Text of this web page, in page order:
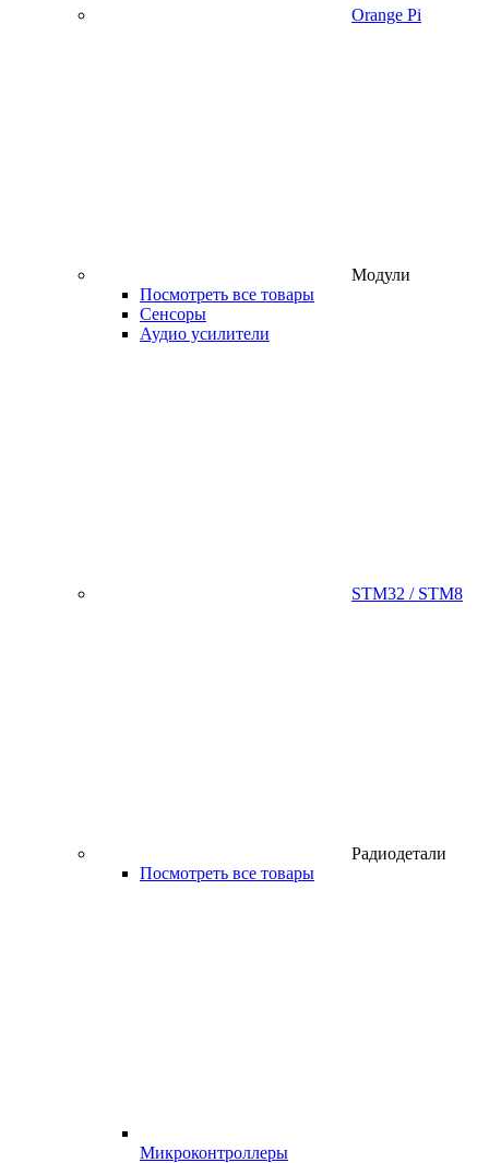
Orange Pi
Модули
Посмотреть все товары
Сенсоры
Аудио усилители
STM32 / STM8
Радиодетали
Посмотреть все товары
Микроконтроллеры